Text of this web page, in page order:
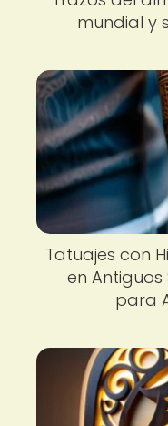
mundial y
Tatuajes con
en Antiguos
para